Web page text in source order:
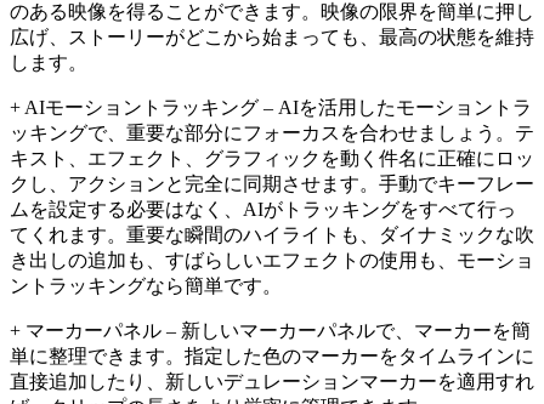
のある映像を得ることができます。映像の限界を簡単に押し
広げ、ストーリーがどこから始まっても、最高の状態を維持
します。
+ AIモーショントラッキング – AIを活用したモーショントラ
ッキングで、重要な部分にフォーカスを合わせましょう。テ
キスト、エフェクト、グラフィックを動く件名に正確にロッ
クし、アクションと完全に同期させます。手動でキーフレー
ムを設定する必要はなく、AIがトラッキングをすべて行っ
てくれます。重要な瞬間のハイライトも、ダイナミックな吹
き出しの追加も、すばらしいエフェクトの使用も、モーショ
ントラッキングなら簡単です。
+ マーカーパネル – 新しいマーカーパネルで、マーカーを簡
単に整理できます。指定した色のマーカーをタイムラインに
直接追加したり、新しいデュレーションマーカーを適用すれ